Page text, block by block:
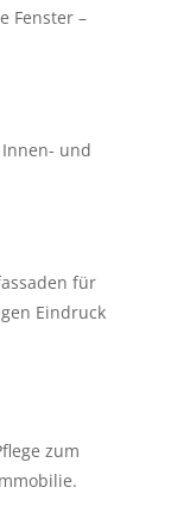
Fenster –
und
für
Eindruck
zum